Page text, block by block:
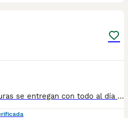
Camada de teckel miniaturas se entregan con todo al día en cuanto a vacunación, desparasitación interna y externa, microchip y pasaporte con procedencia lícita de centro canino profesional. Revisión veterinaria. Nos dedicamos profesionalmente al mundo del cachorro desde hace más de 17 años ,centro canino del Valle caprice, es nuestro nombre , criadores profesionales , residencia canina y veterinarios, que mejor sitio para adquirir tu nuevo miembro familiar. Núcleo de cria ES450990000078 Pueden encontrarnos de igual modo en la pagina oficial de la canina de España como uno de los pocos criadores recomendados y registrados , www.rsce.es Los precios son desde más IVA según cachorro, camada y época. Pregunten disponibilidad y precios Pregunten sin compromiso , y le damos cita para venir a ver a los peques a nuestro centro canino, pueden ver nuestras referencias como mejor criadero en Google , y redes sociales así como en nuestra web Web www.delvallecaprice.com